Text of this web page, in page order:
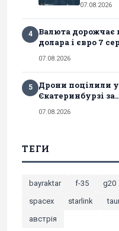
07.08.2026
4
Валюта
долара і євро 7
07.08.2026
5
Дрони поцілили
Єкатеринбурзі
07.08.2026
ТЕГИ
bayraktar f-35 g20
spacex
starlink
австрія